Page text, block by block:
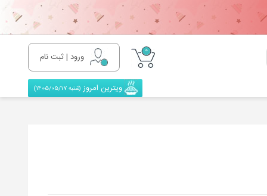
0
ورود | ثبت نام
ویترین امروز(شنبه 1405/05/17)